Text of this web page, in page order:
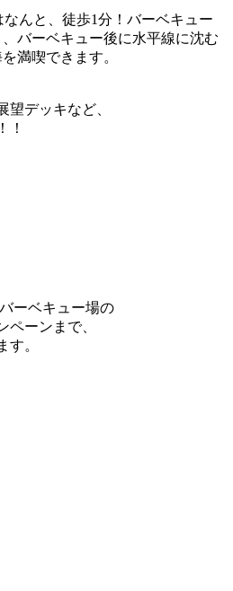
んと、徒歩1分！バーベキュー
バーベキュー後に水平線に沈む
満喫できます。
望デッキなど、
！
ーベキュー場の
ペーンまで、
す。